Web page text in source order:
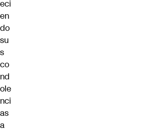
eci
en
do
su
s
co
nd
ole
nci
as
a